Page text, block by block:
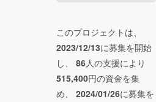
このプロジェクトは、
2023/12/13に募集を開始
し、 86人の支援により
515,400円の資金を集
め、 2024/01/26に募集を